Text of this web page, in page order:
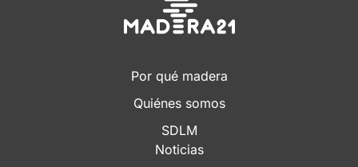
Por qué madera
Quiénes somos
SDLM
Noticias